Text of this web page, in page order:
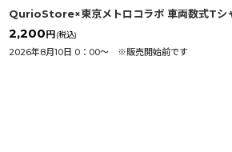
QurioStore×東京メトロコラボ 車両数式Tシ
2,200 円 (税込)
2026年8月10日 0：00〜 ※販売開始前です